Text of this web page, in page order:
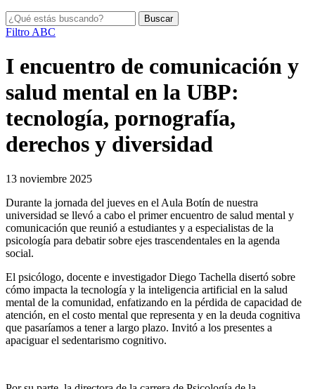
Filtro ABC
I encuentro de comunicación y
salud mental en la UBP:
tecnología, pornografía,
derechos y diversidad
13 noviembre 2025
Durante la jornada del jueves en el Aula Botín de nuestra
universidad se llevó a cabo el primer encuentro de salud mental y
comunicación que reunió a estudiantes y a especialistas de la
psicología para debatir sobre ejes trascendentales en la agenda
social.
El psicólogo, docente e investigador Diego Tachella disertó sobre
cómo impacta la tecnología y la inteligencia artificial en la salud
mental de la comunidad, enfatizando en la pérdida de capacidad de
atención, en el costo mental que representa y en la deuda cognitiva
que pasaríamos a tener a largo plazo. Invitó a los presentes a
apaciguar el sedentarismo cognitivo.